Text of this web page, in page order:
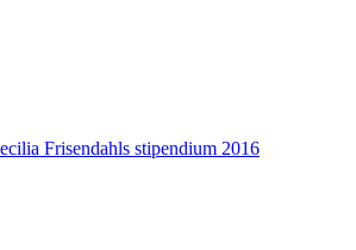
Frisendahls stipendium 2016